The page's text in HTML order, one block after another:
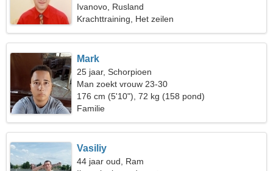
Ivanovo, Rusland
Krachttraining, Het zeilen
Mark
25 jaar, Schorpioen
Man zoekt vrouw 23-30
176 cm (5'10"), 72 kg (158 pond)
Familie
Vasiliy
44 jaar oud, Ram